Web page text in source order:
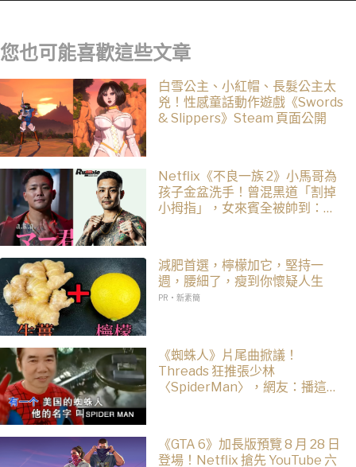
您也可能喜歡這些文章
白雪公主、小紅帽、長髮公主太
兇！性感童話動作遊戲《Swords
& Slippers》Steam 頁面公開
Netflix《不良一族 2》小馬哥為
孩子金盆洗手！曾混黑道「割掉
小拇指」，女來賓全被帥到：超
減肥首選，檸檬加它，堅持一
週，腰細了，瘦到你懷疑人生
PR・新素簡
《蜘蛛人》片尾曲掀議！
Threads 狂推張少林
〈SpiderMan〉，網友：播這個
《GTA 6》加長版預覽 8 月 28 日
登場！Netflix 搶先 YouTube 六